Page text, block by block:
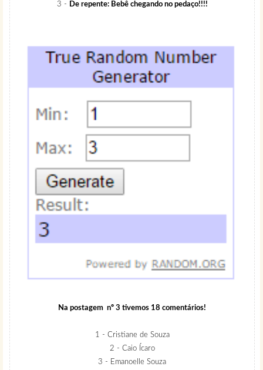
3 - De repente: Bebê chegando no pedaço!!!!
Na postagem nº 3 tivemos 18 comentários!
1 - Cristiane de Souza‬
2 - Caio Ícaro
3 - Emanoelle Souza